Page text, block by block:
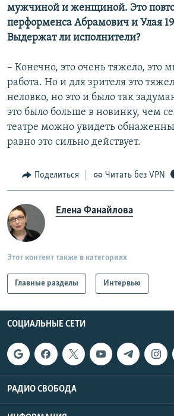
мужчиной и женщиной. Это
перформенса Абрамович и Улая
Выдержат ли исполнители?
– Конечно, это очень тяжело, это
работа. Но и для зрителя это
неловко, но это и было так
это было больше в новинку, чем
театре можно увидеть
равно это сильно действует.
Поделиться Читать без VPN
Елена Фанайлова
Этот контент также в категориях
Главные разделы Интервью
СОЦИАЛЬНЫЕ СЕТИ
РАДИО СВОБОДА